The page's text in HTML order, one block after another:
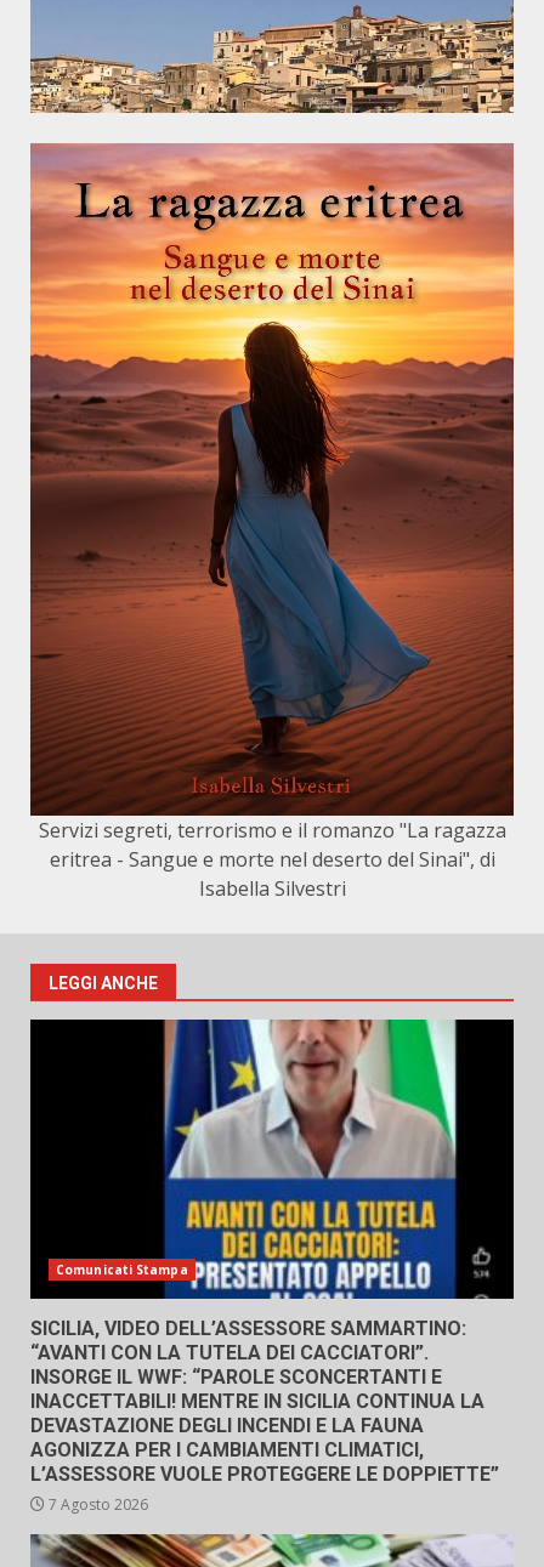
Servizi segreti, terrorismo e il romanzo "La ragazza
eritrea - Sangue e morte nel deserto del Sinai", di
Isabella Silvestri
LEGGI ANCHE
Comunicati Stampa
SICILIA, VIDEO DELL’ASSESSORE SAMMARTINO:
“AVANTI CON LA TUTELA DEI CACCIATORI”.
INSORGE IL WWF: “PAROLE SCONCERTANTI E
INACCETTABILI! MENTRE IN SICILIA CONTINUA LA
DEVASTAZIONE DEGLI INCENDI E LA FAUNA
AGONIZZA PER I CAMBIAMENTI CLIMATICI,
L’ASSESSORE VUOLE PROTEGGERE LE DOPPIETTE”
7 Agosto 2026